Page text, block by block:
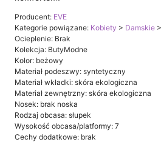
Producent: EVE
Kategorie powiązane: Kobiety > Damskie >
Ocieplenie: Brak
Kolekcja: ButyModne
Kolor: beżowy
Materiał podeszwy: syntetyczny
Materiał wkładki: skóra ekologiczna
Materiał zewnętrzny: skóra ekologiczna
Nosek: brak noska
Rodzaj obcasa: słupek
Wysokość obcasa/platformy: 7
Cechy dodatkowe: brak